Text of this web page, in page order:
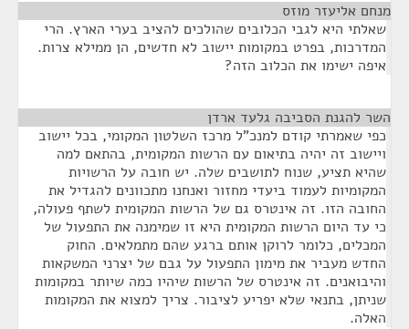
מנחם אליעזר מוזס
שאלתי היא לגבי הכלובים שהולכים להציב בערי הארץ. הרי
המדרכות, בפרט במקומות יישוב לא חדשים, הן ממילא צרות.
איפה ישימו את הכלוב הזה?
השר להגנת הסביבה גלעד ארדן
כפי שאמרתי קודם למנכ"ל מרכז השלטון המקומי, בכל יישוב
ויישוב זה יהיה בתיאום עם הרשות המקומית, בהתאם למה
שהיא תציע, שנוח לתושבים שלה. יש חובה על הרשויות
המקומיות לעמוד ביעדי מחזור ואנחנו מתכוונים להגדיל את
החובה הזו. זה אינטרס גם של הרשות המקומית לשתף פעולה,
כי עד היום הרשות המקומית היא זו שמימנה את התפעול של
המכלים, כלומר לרוקן אותם ברגע שהם מתמלאים. החוק
החדש מעביר את מימון התפעול על גבם של יצרני המשקאות
והיבואנים. זה אינטרס של הרשות שיהיו כמה שיותר במקומות
שניתן, בתנאי שלא יפריע לציבור. צריך למצוא את המקומות
האלה.